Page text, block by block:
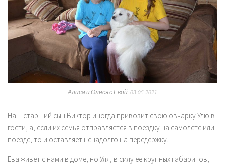
Алиса и Олеся с Евой. 03.05.2021
Наш старший сын Виктор иногда привозит свою овчарку Улю в
гости, а, если их семья отправляется в поездку на самолете или
поезде, то и оставляет ненадолго на передержку.
Ева живет с нами в доме, но Уля, в силу ее крупных габаритов,